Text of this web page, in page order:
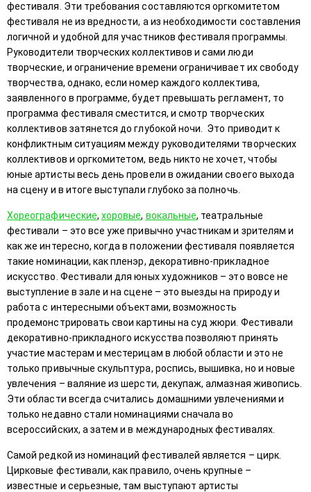
фестиваля. Эти требования составляются оргкомитетом
фестиваля не из вредности, а из необходимости составления
логичной и удобной для участников фестиваля программы.
Руководители творческих коллективов и сами люди
творческие, и ограничение времени ограничивает их свободу
творчества, однако, если номер каждого коллектива,
заявленного в программе, будет превышать регламент, то
программа фестиваля сместится, и смотр творческих
коллективов затянется до глубокой ночи. Это приводит к
конфликтным ситуациям между руководителями творческих
коллективов и оргкомитетом, ведь никто не хочет, чтобы
юные артисты весь день провели в ожидании своего выхода
на сцену и в итоге выступали глубоко за полночь.
Хореографические,хоровые, вокальные, театральные
фестивали – это все уже привычно участникам и зрителям и
как же интересно, когда в положении фестиваля появляется
такие номинации, как пленэр, декоративно-прикладное
искусство. Фестивали для юных художников – это вовсе не
выступление в зале и на сцене – это выезды на природу и
работа с интересными объектами, возможность
продемонстрировать свои картины на суд жюри. Фестивали
декоративно-прикладного искусства позволяют принять
участие мастерам и местерицам в любой области и это не
только привычные скульптура, роспись, вышивка, но и новые
увлечения – валяние из шерсти, декупаж, алмазная живопись.
Эти области всегда считались домашними увлечениями и
только недавно стали номинациями сначала во
всероссийских, а затем и в международных фестивалях.
Самой редкой из номинаций фестивалей является – цирк.
Цирковые фестивали, как правило, очень крупные –
известные и серьезные, там выступают артисты